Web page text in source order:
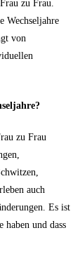
zu Frau.​
Wechseljahre
von
zu Frau
auch
Es ist
haben und dass